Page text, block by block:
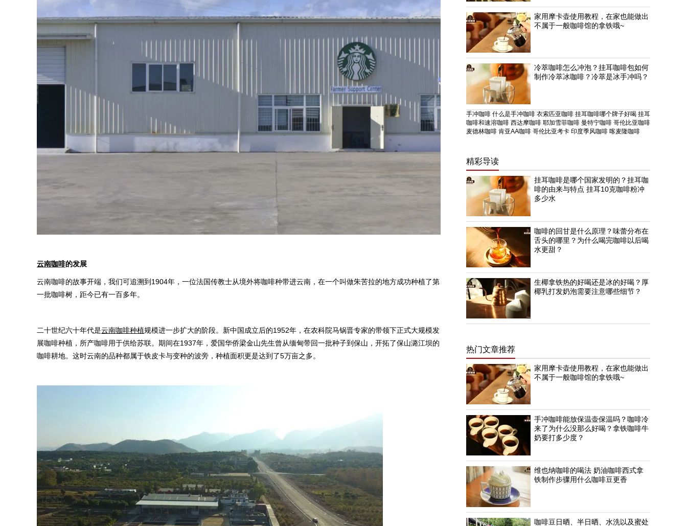
云南咖啡的发展
云南咖啡的故事开端，我们可追溯到1904年，一位法国传教士从境外将咖啡种带进云南，在一个叫做朱苦拉的地方成功种植了第
一批咖啡树，距今已有一百多年。
二十世纪六十年代是云南咖啡种植规模进一步扩大的阶段。新中国成立后的1952年，在农科院马锅晋专家的带领下正式大规模发
展咖啡种植，所产咖啡用于供给苏联。期间在1937年，爱国华侨梁金山先生曾从缅甸带回一批种子到保山，开拓了保山潞江坝的
咖啡耕地。这时云南的品种都属于铁皮卡与变种的波旁，种植面积更是达到了5万亩之多。
家用摩卡壶使用教程，在家也能做出
不属于一般咖啡馆的拿铁哦~
冷萃咖啡怎么冲泡？挂耳咖啡包如何
制作冷萃冰咖啡？冷萃是冰手冲吗？
手冲咖啡 什么是手冲咖啡 衣索匹亚咖啡 挂耳咖啡哪个牌子好喝 挂耳
咖啡和速溶咖啡 西达摩咖啡 耶加雪菲咖啡 曼特宁咖啡 哥伦比亚咖啡
麦德林咖啡 肯亚AA咖啡 哥伦比亚考卡 印度季风咖啡 喀麦隆咖啡
精彩导读
挂耳咖啡是哪个国家发明的？挂耳咖
啡的由来与特点 挂耳10克咖啡粉冲
多少水
咖啡的回甘是什么原理？味蕾分布在
舌头的哪里？为什么喝完咖啡以后喝
水更甜？
生椰拿铁热的好喝还是冰的好喝？厚
椰乳打发奶泡需要注意哪些细节？
热门文章推荐
家用摩卡壶使用教程，在家也能做出
不属于一般咖啡馆的拿铁哦~
手冲咖啡能放保温壶保温吗？咖啡冷
来了为什么没那么好喝？拿铁咖啡牛
奶要打多少度？
维也纳咖啡的喝法 奶油咖啡西式拿
铁制作步骤用什么咖啡豆更香
咖啡豆日晒、半日晒、水洗以及蜜处